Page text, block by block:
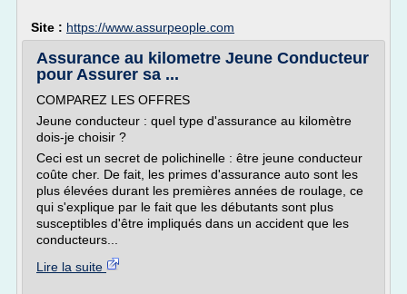
Site : https://www.assurpeople.com
Assurance au kilometre Jeune Conducteur
pour Assurer sa ...
COMPAREZ LES OFFRES
Jeune conducteur : quel type d'assurance au kilomètre
dois-je choisir ?
Ceci est un secret de polichinelle : être jeune conducteur
coûte cher. De fait, les primes d'assurance auto sont les
plus élevées durant les premières années de roulage, ce
qui s'explique par le fait que les débutants sont plus
susceptibles d'être impliqués dans un accident que les
conducteurs...
Lire la suite